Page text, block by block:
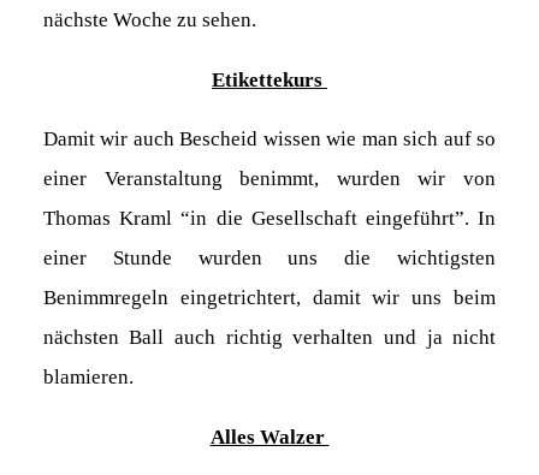
nächste Woche zu sehen.
Etikettekurs
Damit wir auch Bescheid wissen wie man sich auf so
einer Veranstaltung benimmt, wurden wir von
Thomas Kraml “in die Gesellschaft eingeführt”. In
einer Stunde wurden uns die wichtigsten
Benimmregeln eingetrichtert, damit wir uns beim
nächsten Ball auch richtig verhalten und ja nicht
blamieren.
Alles Walzer